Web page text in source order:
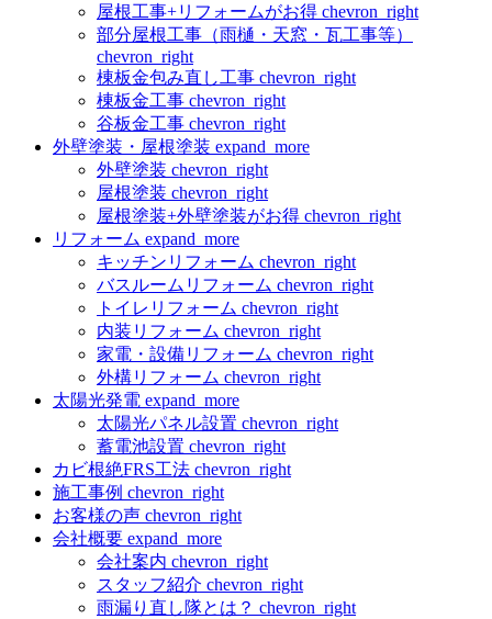
屋根工事+リフォームがお得 chevron_right
部分屋根工事（雨樋・天窓・瓦工事等）
chevron_right
棟板金包み直し工事 chevron_right
棟板金工事 chevron_right
谷板金工事 chevron_right
外壁塗装・屋根塗装 expand_more
外壁塗装 chevron_right
屋根塗装 chevron_right
屋根塗装+外壁塗装がお得 chevron_right
リフォーム expand_more
キッチンリフォーム chevron_right
バスルームリフォーム chevron_right
トイレリフォーム chevron_right
内装リフォーム chevron_right
家電・設備リフォーム chevron_right
外構リフォーム chevron_right
太陽光発電 expand_more
太陽光パネル設置 chevron_right
蓄電池設置 chevron_right
カビ根絶FRS工法 chevron_right
施工事例 chevron_right
お客様の声 chevron_right
会社概要 expand_more
会社案内 chevron_right
スタッフ紹介 chevron_right
雨漏り直し隊とは？ chevron_right